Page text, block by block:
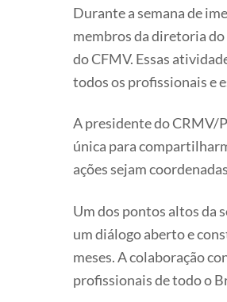
Durante a semana de
membros da diretoria
do CFMV. Essas
todos os profissionais e
A presidente do CRMV/
única para
ações sejam
Um dos pontos altos da
um diálogo aberto e
meses. A colaboração
profissionais de todo o